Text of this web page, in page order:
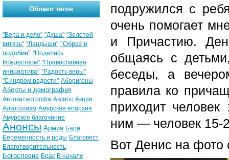
подружился с
очень помогает
и Причастию.
общаясь с
беседы, а
правила ко
приходит человек
ним — человек 15-
Вот Денис на фото
Облако тегов
"Вера и дело" "Душа" "Золотой
витязь" "Ландыши" "Образ и
подобие" "Поделись
Рождеством" "Православная
инициатива" "Радость веры"
"Синдром радости" Аборигены
Аборты и демография
Автокатастрофа Аксиос Акция
Алкоголизм Амурская епархия
Амурское благочиние
Анонсы Армия Бари
Беременность и роды Благовест
Благотворительность
Богословие Брак В начале